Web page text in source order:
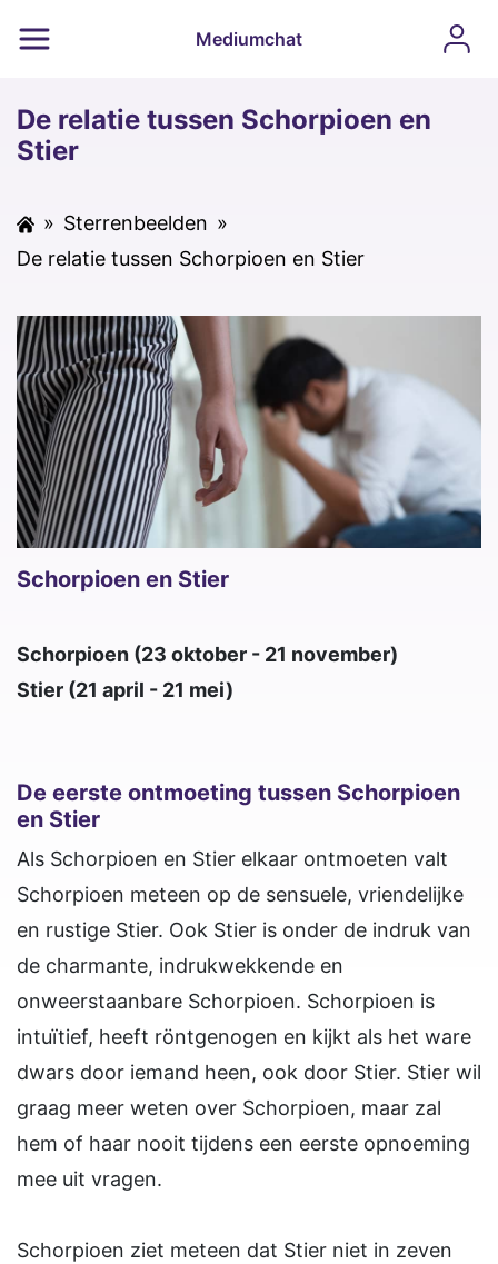
Mediumchat
De relatie tussen Schorpioen en
Stier
» Sterrenbeelden »
De relatie tussen Schorpioen en Stier
Schorpioen en Stier
Schorpioen (23 oktober - 21 november)
Stier (21 april - 21 mei)
De eerste ontmoeting tussen Schorpioen
en Stier
Als Schorpioen en Stier elkaar ontmoeten valt
Schorpioen meteen op de sensuele, vriendelijke
en rustige Stier. Ook Stier is onder de indruk van
de charmante, indrukwekkende en
onweerstaanbare Schorpioen. Schorpioen is
intuïtief, heeft röntgenogen en kijkt als het ware
dwars door iemand heen, ook door Stier. Stier wil
graag meer weten over Schorpioen, maar zal
hem of haar nooit tijdens een eerste opnoeming
mee uit vragen.
Schorpioen ziet meteen dat Stier niet in zeven